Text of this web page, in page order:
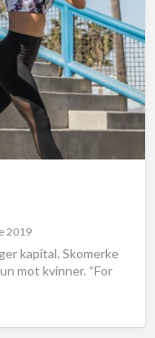
2019
kapital. Skomerke
mot kvinner. “For